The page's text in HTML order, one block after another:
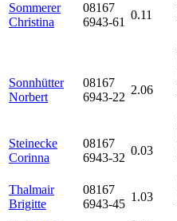
Sommerer
Christina
08167
6943-61
0.11
Sonnhütter
Norbert
08167
6943-22
2.06
Steinecke
Corinna
08167
6943-32
0.03
Thalmair
Brigitte
08167
6943-45
1.03